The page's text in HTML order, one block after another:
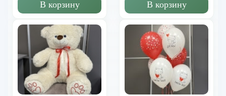
В корзину В корзину